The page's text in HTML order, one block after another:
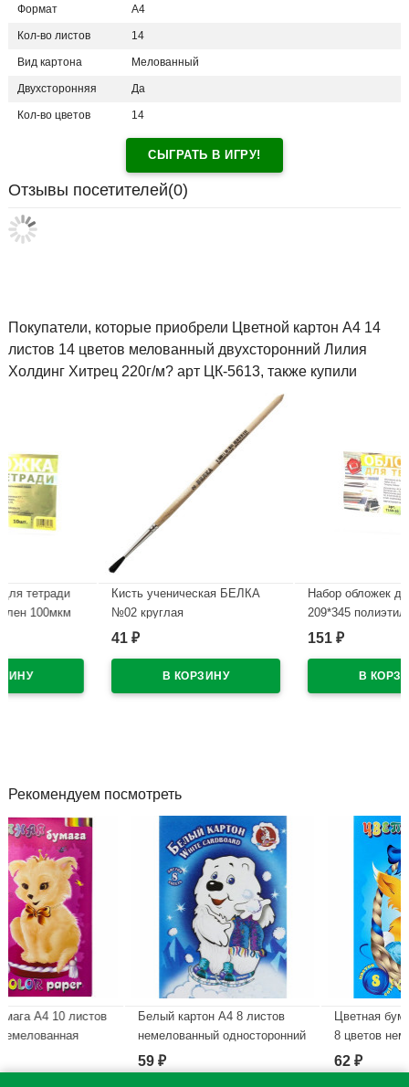
Формат A4
Кол-во листов 14
Вид картона Мелованный
Двухсторонняя Да
Кол-во цветов 14
СЫГРАТЬ В ИГРУ!
Отзывы посетителей(0)
Покупатели, которые приобрели Цветной картон А4 14
листов 14 цветов мелованный двухсторонний Лилия
Холдинг Хитрец 220г/м? арт ЦК-5613, также купили
Кисть ученическая БЕЛКА
№02 круглая
В наличии
Набор обложек для тетради
209*345 полиэтилен 150мкм
10 штук в наборе арт Т150-
В наличии
Рекомендуем посмотреть
Белый картон А4 8 листов
немелованный односторонний
Лилия Холдинг Мишка 235 г/м
арт НБК 8/А4
Цветная бумага А4 16
8 цветов немелованная
односторонняя Лилия
Холдинг Котик 70г/м на